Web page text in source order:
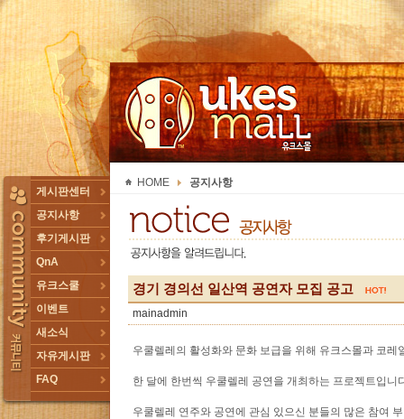
TOGGLE
게시판센터
공지사항
후기게시판
QnA
유크스쿨
이벤트
새소식
자유게시판
FAQ
HOME 공지사항
경기 경의선 일산역 공연자 모집 공고
mainadmin
우쿨렐레의 활성화와 문화 보급을 위해 유크스몰과 코레
한 달에 한번씩 우쿨렐레 공연을 개최하는 프로젝트입니
우쿨렐레 연주와 공연에 관심 있으신 분들의 많은 참여